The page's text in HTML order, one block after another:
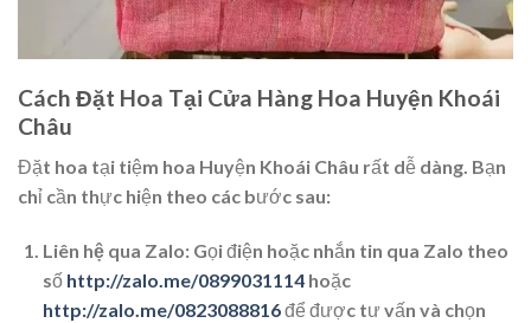
Cách Đặt Hoa Tại Cửa Hàng Hoa Huyện Khoái
Châu
Đặt hoa tại tiệm hoa Huyện Khoái Châu rất dễ dàng. Bạn
chỉ cần thực hiện theo các bước sau:
Liên hệ qua Zalo: Gọi điện hoặc nhắn tin qua Zalo theo
số http://zalo.me/0899031114hoặc
http://zalo.me/0823088816để được tư vấn và chọn